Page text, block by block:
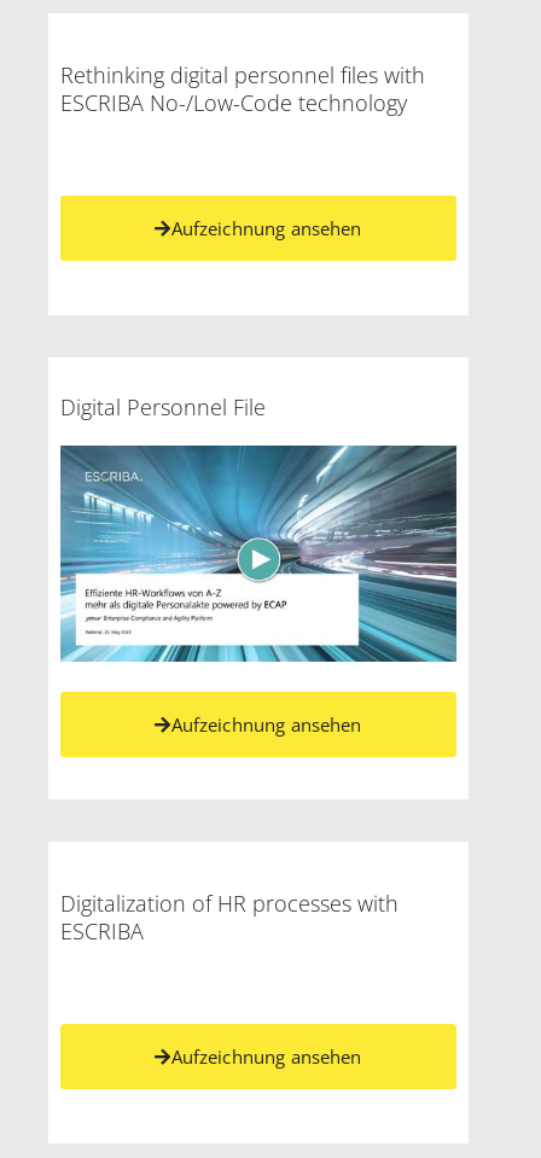
Rethinking digital personnel files with
ESCRIBA No-/Low-Code technology
Aufzeichnung ansehen
Digital Personnel File
Aufzeichnung ansehen
Digitalization of HR processes with
ESCRIBA
Aufzeichnung ansehen